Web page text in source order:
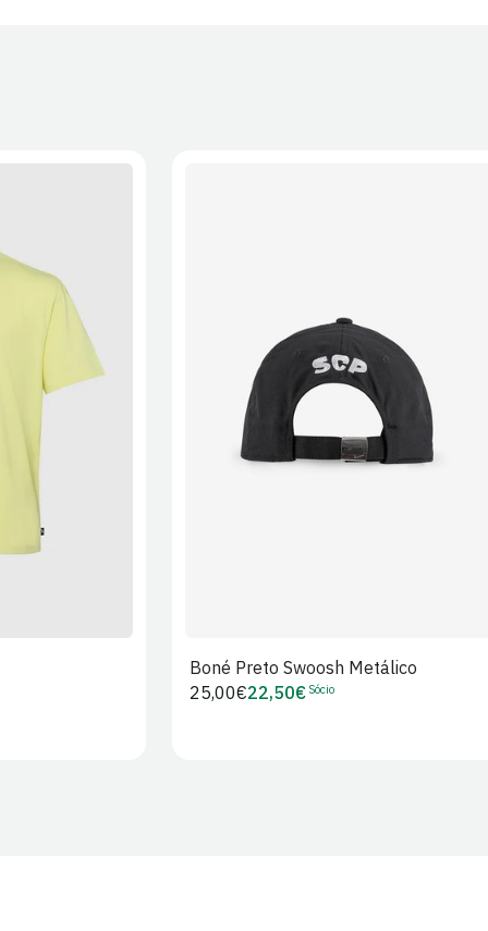
2XL S/M M/L
Boné Preto Swoosh Metálico
Preço
25,00€Preço
22,50€ Sócio